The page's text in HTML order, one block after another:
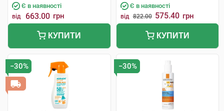
Є в наявності
від 663.00 грн
КУПИТИ
Є в наявності
від 822.00 575.40 грн
КУПИТИ
−30% −30%